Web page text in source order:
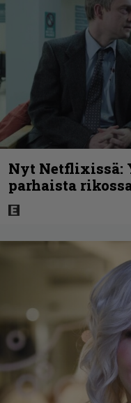
Nyt Netflixissä:
parhaista